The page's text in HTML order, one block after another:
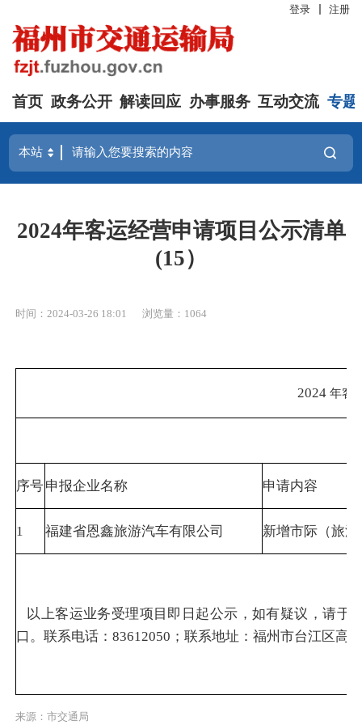
登录 注册
首页 政务公开 解读回应 办事服务 互动交流 专题
2024年客运经营申请项目公示清单
(15）
时间：2024-03-26 18:01 浏览量：1064
2024 年客
序号申报企业名称 申请内容
1 福建省恩鑫旅游汽车有限公司 新增市际（旅
以上客运业务受理项目即日起公示，如有疑议，请
口。联系电话：83612050；联系地址：福州市台江区高
来源：市交通局